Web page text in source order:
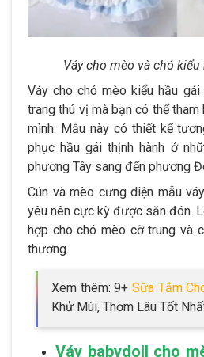
Váy cho mèo và chó
Váy cho chó mèo kiểu hầu
trang thú vị mà bạn có thể
mình. Mẫu này có thiết kế
phục hầu gái thịnh hành ở
phương Tây sang đến phương
Cún và mèo cưng diện mẫu
yêu nên cực kỳ được săn đón.
hợp cho chó mèo cỡ trung và
thương.
Xem thêm: 9+ Sữa Tắm
Khử Mùi, Thơm Lâu Tốt
Váy babydoll cho